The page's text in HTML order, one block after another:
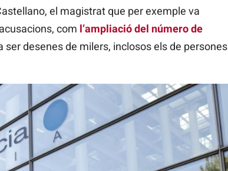
el magistrat que per exemple va
com l’ampliació del número de
ser desenes de milers, inclosos els de persones